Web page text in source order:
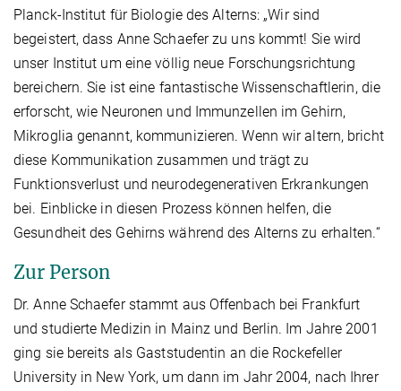
Planck-Institut für Biologie des Alterns: „Wir sind
begeistert, dass Anne Schaefer zu uns kommt! Sie wird
unser Institut um eine völlig neue Forschungsrichtung
bereichern. Sie ist eine fantastische Wissenschaftlerin, die
erforscht, wie Neuronen und Immunzellen im Gehirn,
Mikroglia genannt, kommunizieren. Wenn wir altern, bricht
diese Kommunikation zusammen und trägt zu
Funktionsverlust und neurodegenerativen Erkrankungen
bei. Einblicke in diesen Prozess können helfen, die
Gesundheit des Gehirns während des Alterns zu erhalten.“
Zur Person
Dr. Anne Schaefer stammt aus Offenbach bei Frankfurt
und studierte Medizin in Mainz und Berlin. Im Jahre 2001
ging sie bereits als Gaststudentin an die Rockefeller
University in New York, um dann im Jahr 2004, nach Ihrer